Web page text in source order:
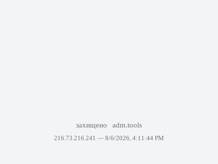
захищено adm.tools
216.73.216.241 — 8/6/2026, 4:11:44 PM